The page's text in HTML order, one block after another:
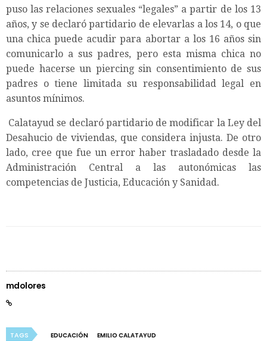
puso las relaciones sexuales “legales” a partir de los 13
años, y se declaró partidario de elevarlas a los 14, o que
una chica puede acudir para abortar a los 16 años sin
comunicarlo a sus padres, pero esta misma chica no
puede hacerse un piercing sin consentimiento de sus
padres o tiene limitada su responsabilidad legal en
asuntos mínimos.
Calatayud se declaró partidario de modificar la Ley del
Desahucio de viviendas, que considera injusta. De otro
lado, cree que fue un error haber trasladado desde la
Administración Central a las autonómicas las
competencias de Justicia, Educación y Sanidad.
mdolores
TAGS EDUCACIÓN
EMILIO CALATAYUD